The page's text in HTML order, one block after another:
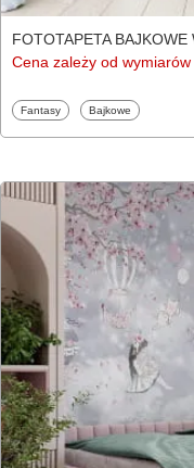
FOTOTAPETA
Cena zależy od wymiarów
Fototapety
Fantasy Fototapety
Bajkowe